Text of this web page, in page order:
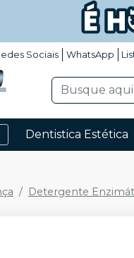
Sociais WhatsApp
Dentistica Estética
Detergente